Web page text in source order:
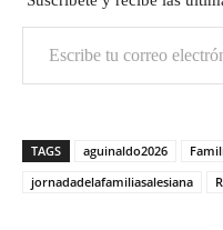
Escribe tu correo electrónico…
TAGS aguinaldo2026
jornadadelafamiliasalesiana